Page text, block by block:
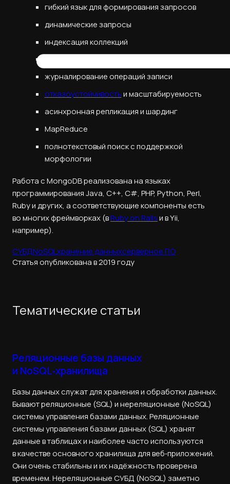
гибкий язык для формирования запросов
динамические запросы
индексация коллекций
журналирование операций записи
отказоустойчивостьи масштабируемость
асинхронная репликация и шардинг
MapReduce
полнотекстовый поиск с поддержкой
морфологии
Работа с MongoDB реализована на языках
программирования Java, C++, C#, PHP, Python, Perl,
Ruby и других, а соответствующие компоненты есть
во многих фреймворках (вRuby on Railsи в Yii,
например).
СУБДNoSQLхранение данныхсерверное ПО
Статья опубликована в 2019 году
Тематические статьи
Реляционные базы данных
и NoSQL‑хранилища
Базы данных служат для хранения и обработки данных.
Бывают реляционные (SQL) и нереляционные (NoSQL)
системы управления базами данных. Реляционные
системы управления базами данных (SQL) хранят
данные в таблицах и наиболее часто используются
в качестве основного хранилища для веб‑приложений.
Они очень стабильны и их надёжность проверена
временем. Нереляционные СУБД (NoSQL) заметно